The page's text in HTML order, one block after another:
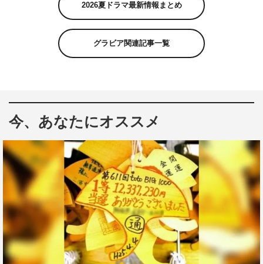
2026夏ドラマ最新情報まとめ
グラビア関連記事一覧
今、あなたにオススメ